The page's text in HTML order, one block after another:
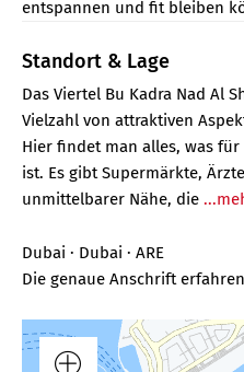
entspannen und fit bleiben
Standort & Lage
Das Viertel Bu Kadra Nad Al
Vielzahl von attraktiven
Hier findet man alles, was
ist. Es gibt Supermärkte,
unmittelbarer Nähe, die
Dubai · Dubai · ARE
Die genaue Anschrift